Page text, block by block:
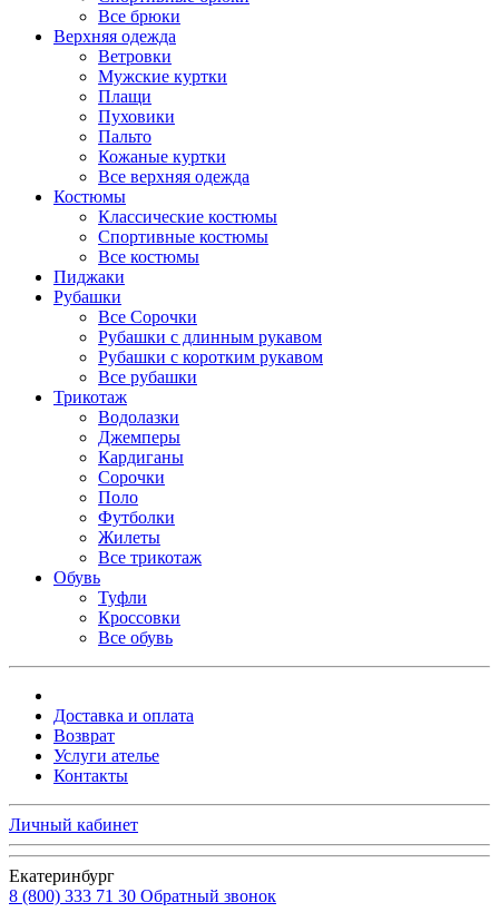
Все брюки
Верхняя одежда
Ветровки
Мужские куртки
Плащи
Пуховики
Пальто
Кожаные куртки
Все верхняя одежда
Костюмы
Классические костюмы
Спортивные костюмы
Все костюмы
Пиджаки
Рубашки
Все Сорочки
Рубашки с длинным рукавом
Рубашки с коротким рукавом
Все рубашки
Трикотаж
Водолазки
Джемперы
Кардиганы
Сорочки
Поло
Футболки
Жилеты
Все трикотаж
Обувь
Туфли
Кроссовки
Все обувь
Доставка и оплата
Возврат
Услуги ателье
Контакты
Личный кабинет
Екатеринбург
8 (800) 333 71 30 Обратный звонок